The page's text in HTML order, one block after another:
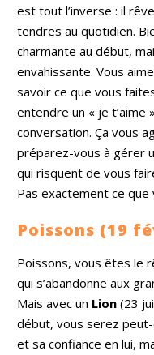
est tout l’inverse : il
tendres au quotidien.
charmante au début,
envahissante. Vous
savoir ce que vous
entendre un « je t’aime
conversation. Ça vous
préparez-vous à gérer
qui risquent de vous
Pas exactement ce que
Poissons (19
Poissons, vous êtes le
qui s’abandonne aux
Mais avec un Lion (23
début, vous serez
et sa confiance en lui,